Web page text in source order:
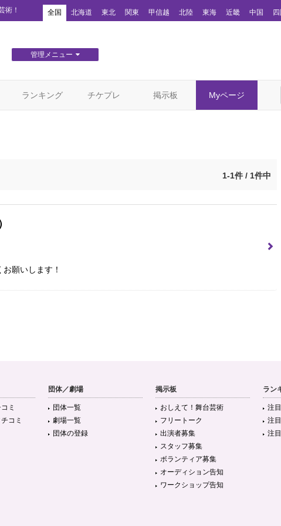
術！ 全国 北海道 東北 関東 甲信越 北陸 東海 近畿 中国
管理メニュー
ランキング チケプレ 掲示板 Myページ
1-1件 / 1件中
願いします！
ミ
コミ
団体／劇場
団体一覧
劇場一覧
団体の登録
掲示板
おしえて！舞台芸術
フリートーク
出演者募集
スタッフ募集
ボランティア募集
オーディション告知
ワークショップ告知
ラン
注
注
注